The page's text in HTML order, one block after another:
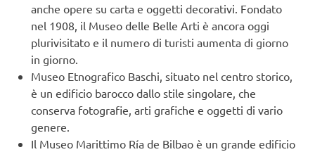
anche opere su carta e oggetti decorativi. Fondato
nel 1908, il Museo delle Belle Arti è ancora oggi
plurivisitato e il numero di turisti aumenta di giorno
in giorno.
Museo Etnografico Baschi, situato nel centro storico,
è un edificio barocco dallo stile singolare, che
conserva fotografie, arti grafiche e oggetti di vario
genere.
Il Museo Marittimo Ría de Bilbao è un grande edificio